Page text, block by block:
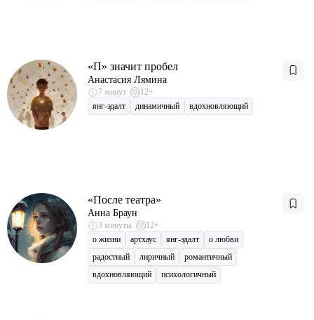
«П» значит пробел
Анастасия Лямина
7 минут
12+
янг-эдалт
динамичный вдохновляющий
«После театра»
Анна Браун
3 минуты
12+
о жизни
артхаус янг-эдалт
о любви
радостный
лиричный
романтичный
вдохновляющий
психологичный